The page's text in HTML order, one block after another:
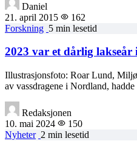
Daniel
21. april 2015
162
Forskning 5 min lesetid
2023 var et dårlig
Illustrasjonsfoto: Roar Lund,
av vassdragene i Nordland,
Redaksjonen
10. mai 2024
150
Nyheter 2 min lesetid